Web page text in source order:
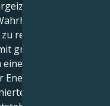
und der
Dies gibt
reisen, sondern
größerer
Moment
sein, im
Kraft.